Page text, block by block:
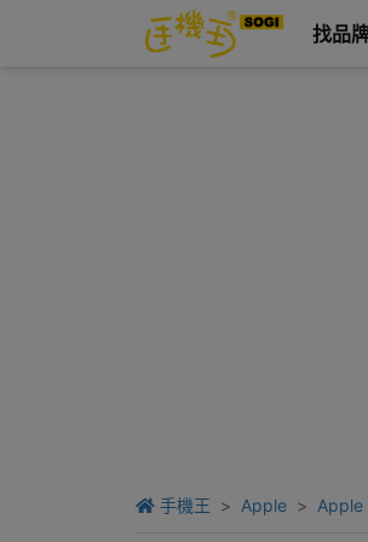
找品
手機王 Apple Apple